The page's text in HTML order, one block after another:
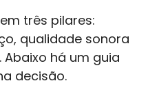
três pilares:
qualidade sonora
há um guia
decisão.